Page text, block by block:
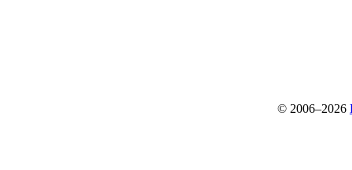
© 2006–2026